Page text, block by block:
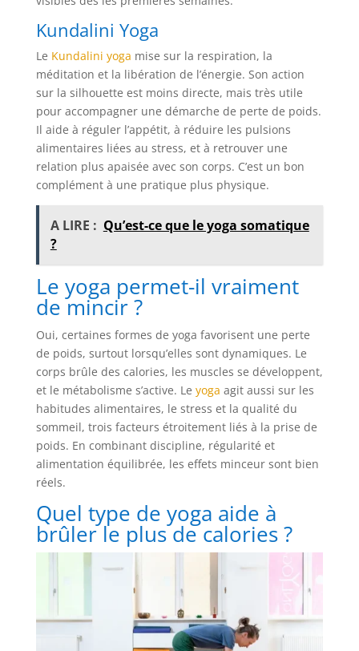
Kundalini Yoga
Le Kundalini yoga mise sur la respiration, la
méditation et la libération de l’énergie. Son action
sur la silhouette est moins directe, mais très utile
pour accompagner une démarche de perte de poids.
Il aide à réguler l’appétit, à réduire les pulsions
alimentaires liées au stress, et à retrouver une
relation plus apaisée avec son corps. C’est un bon
complément à une pratique plus physique.
A LIRE : Qu’est-ce que le yoga somatique
?
Le yoga permet-il vraiment
de mincir ?
Oui, certaines formes de yoga favorisent une perte
de poids, surtout lorsqu’elles sont dynamiques. Le
corps brûle des calories, les muscles se développent,
et le métabolisme s’active. Le yoga agit aussi sur les
habitudes alimentaires, le stress et la qualité du
sommeil, trois facteurs étroitement liés à la prise de
poids. En combinant discipline, régularité et
alimentation équilibrée, les effets minceur sont bien
réels.
Quel type de yoga aide à
brûler le plus de calories ?